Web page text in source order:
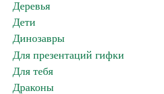
Деревья
Дети
Динозавры
Для презентаций гифки
Для тебя
Драконы